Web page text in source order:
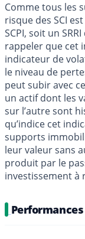
Comme tous les
risque des SCI
SCPI, soit un
rappeler que cet
indicateur de
le niveau de
peut subir avec
un actif dont les
sur l’autre sont
qu’indice cet
supports
leur valeur sans
produit par le
investissement à
Performances